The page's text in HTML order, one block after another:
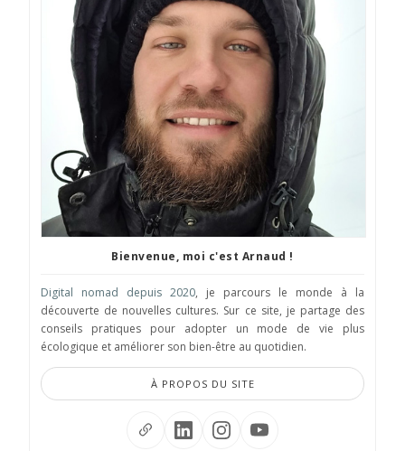
Bienvenue, moi c'est Arnaud !
Digital nomad depuis 2020, je parcours le monde à la
découverte de nouvelles cultures. Sur ce site, je partage des
conseils pratiques pour adopter un mode de vie plus
écologique et améliorer son bien-être au quotidien.
À PROPOS DU SITE